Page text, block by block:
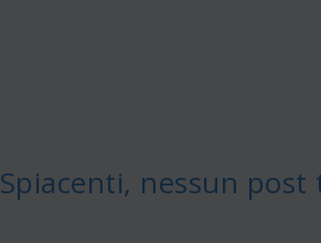
Spiacenti, nessun post